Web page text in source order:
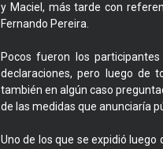
y Maciel, más tarde con
Fernando Pereira.
Pocos fueron los
declaraciones, pero luego de
también en algún caso
de las medidas que anunciaría
Uno de los que se expidió